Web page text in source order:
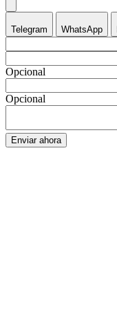
Telegram WhatsApp
Opcional
Opcional
Enviar ahora